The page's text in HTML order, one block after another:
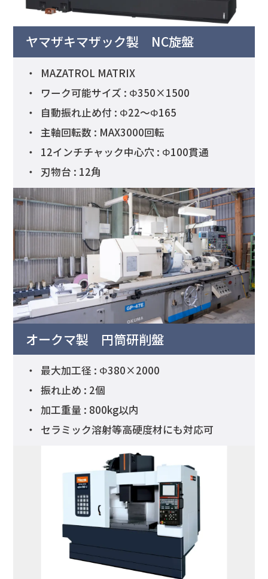
ヤマザキマザック製 NC旋盤
MAZATROL MATRIX
ワーク可能サイズ : Φ350×1500
自動振れ止め付 : Φ22～Φ165
主軸回転数 : MAX3000回転
12インチチャック中心穴 : Φ100貫通
刃物台 : 12角
オークマ製 円筒研削盤
最大加工径 : Φ380×2000
振れ止め : 2個
加工重量 : 800kg以内
セラミック溶射等高硬度材にも対応可